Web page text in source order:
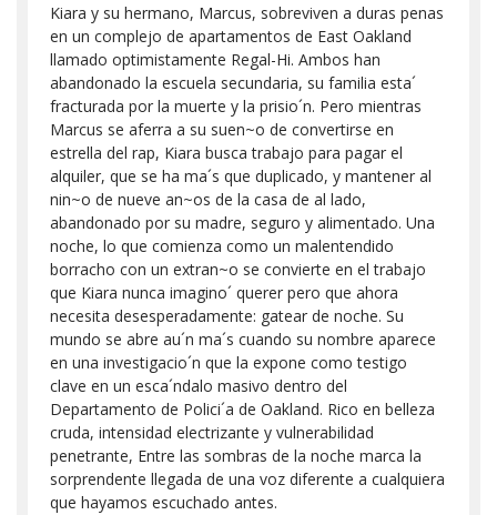
Kiara y su hermano, Marcus, sobreviven a duras penas
en un complejo de apartamentos de East Oakland
llamado optimistamente Regal-Hi. Ambos han
abandonado la escuela secundaria, su familia esta´
fracturada por la muerte y la prisio´n. Pero mientras
Marcus se aferra a su suen~o de convertirse en
estrella del rap, Kiara busca trabajo para pagar el
alquiler, que se ha ma´s que duplicado, y mantener al
nin~o de nueve an~os de la casa de al lado,
abandonado por su madre, seguro y alimentado. Una
noche, lo que comienza como un malentendido
borracho con un extran~o se convierte en el trabajo
que Kiara nunca imagino´ querer pero que ahora
necesita desesperadamente: gatear de noche. Su
mundo se abre au´n ma´s cuando su nombre aparece
en una investigacio´n que la expone como testigo
clave en un esca´ndalo masivo dentro del
Departamento de Polici´a de Oakland. Rico en belleza
cruda, intensidad electrizante y vulnerabilidad
penetrante, Entre las sombras de la noche marca la
sorprendente llegada de una voz diferente a cualquiera
que hayamos escuchado antes.